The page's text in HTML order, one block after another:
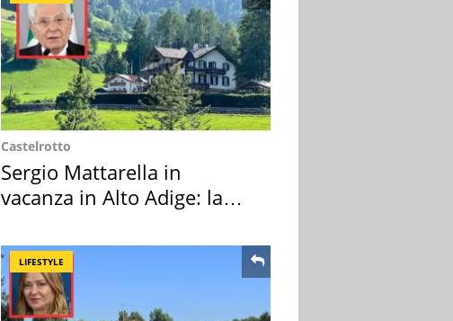
Castelrotto
Sergio Mattarella in
vacanza in Alto Adige: la
LIFESTYLE